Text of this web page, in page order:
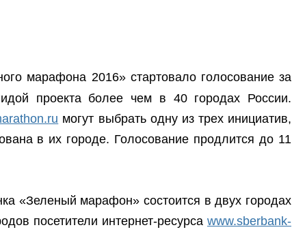
марафона 2016» стартовало голосование за
проекта более чем в 40 городах России.
могут выбрать одну из трех инициатив,
в их городе. Голосование продлится до 11
«Зеленый марафон» состоится в двух городах
посетители интернет-ресурса www.sberbank-